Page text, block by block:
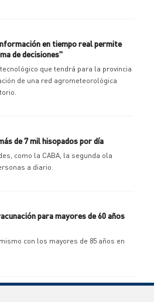
en tiempo real permite
de decisiones"
que tendrá para la provincia
de una red agrometeorológica
de 7 mil hisopados por día
como la CABA, la segunda ola
a diario.
para mayores de 60 años
con los mayores de 85 años en